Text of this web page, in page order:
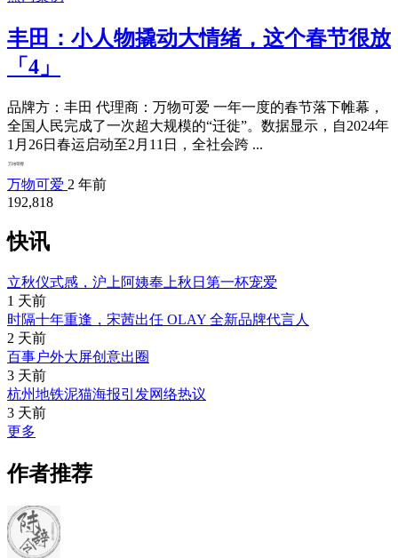
丰田：小人物撬动大情绪，这个春节很放
「4」
品牌方：丰田 代理商：万物可爱 一年一度的春节落下帷幕，
全国人民完成了一次超大规模的“迁徙”。数据显示，自2024年
1月26日春运启动至2月11日，全社会跨 ...
万物可爱 2 年前
192,818
快讯
立秋仪式感，沪上阿姨奉上秋日第一杯宠爱
1 天前
时隔十年重逢，宋茜出任 OLAY 全新品牌代言人
2 天前
百事户外大屏创意出圈
3 天前
杭州地铁泥猫海报引发网络热议
3 天前
更多
作者推荐